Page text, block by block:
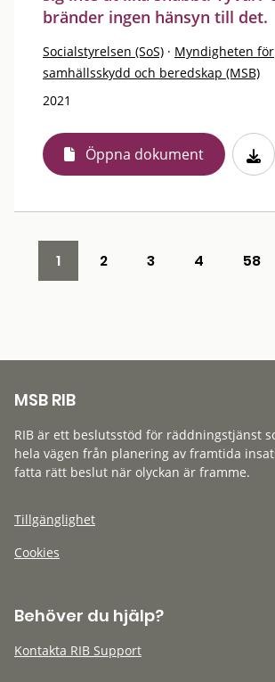
bränder ingen hänsyn till det.
Socialstyrelsen (SoS) · Myndigheten för
samhällsskydd och beredskap (MSB)
2021
Öppna dokument
1 2 3 4 58
MSB RIB
RIB är ett beslutsstöd för räddningstjänst
hela vägen från planering av framtida
fatta rätt beslut när olyckan är framme.
Tillgänglighet
Cookies
Behöver du hjälp?
Kontakta RIB Support